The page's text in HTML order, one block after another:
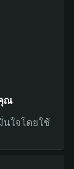
ณ
ใจโดยใช้